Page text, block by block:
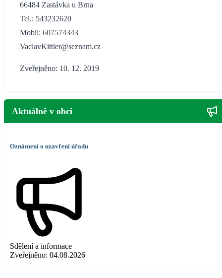
66484 Zastávka u Brna
Tel.: 543232620
Mobil: 607574343
VaclavKittler@seznam.cz
Zveřejněno: 10. 12. 2019
Aktuálně v obci
Oznámení o uzavření úřadu
Sdělení a informace
Zveřejněno: 04.08.2026